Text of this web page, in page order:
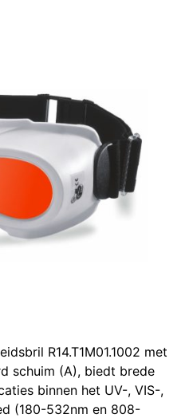
R14.T1M01.1002 met
schuim (A), biedt brede
binnen het UV-, VIS-,
(180-532nm en 808-